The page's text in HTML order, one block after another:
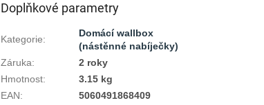
Doplňkové parametry
Kategorie:
Domácí wallbox
(nástěnné nabíječky)
Záruka:
2 roky
Hmotnost:
3.15 kg
EAN:
5060491868409